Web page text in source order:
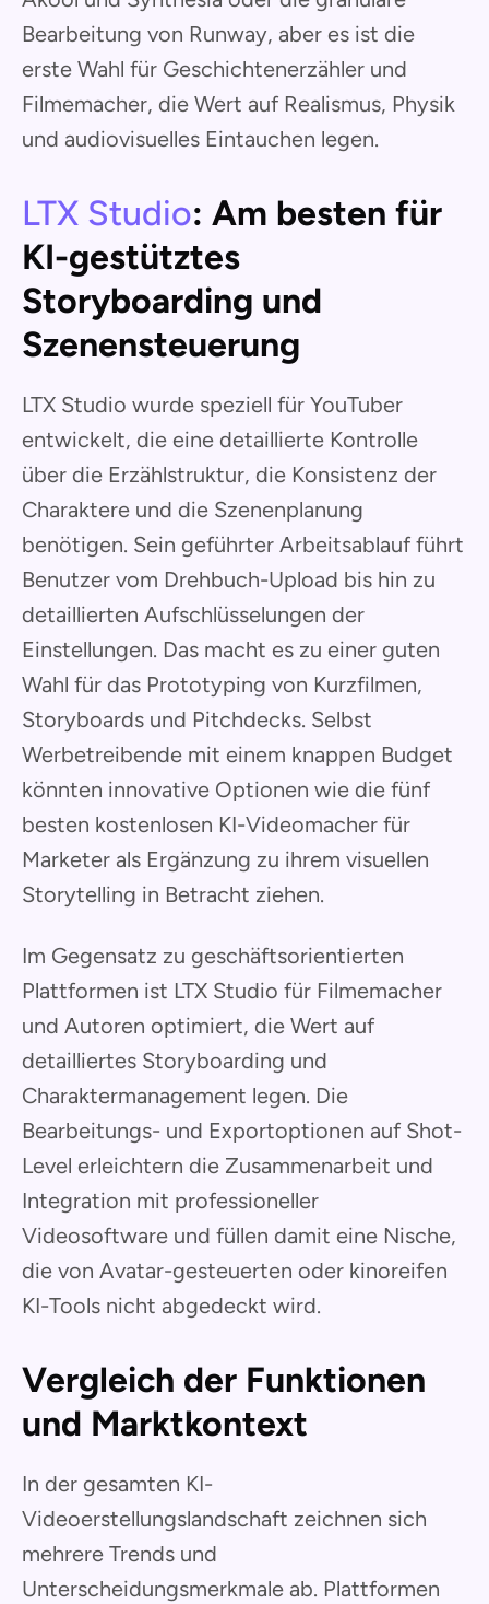
Bearbeitung von Runway, aber es ist die
erste Wahl für Geschichtenerzähler und
Filmemacher, die Wert auf Realismus, Physik
und audiovisuelles Eintauchen legen.
LTX Studio: Am besten für
KI-gestütztes
Storyboarding und
Szenensteuerung
LTX Studio wurde speziell für YouTuber
entwickelt, die eine detaillierte Kontrolle
über die Erzählstruktur, die Konsistenz der
Charaktere und die Szenenplanung
benötigen. Sein geführter Arbeitsablauf führt
Benutzer vom Drehbuch-Upload bis hin zu
detaillierten Aufschlüsselungen der
Einstellungen. Das macht es zu einer guten
Wahl für das Prototyping von Kurzfilmen,
Storyboards und Pitchdecks. Selbst
Werbetreibende mit einem knappen Budget
könnten innovative Optionen wie die fünf
besten kostenlosen KI-Videomacher für
Marketer als Ergänzung zu ihrem visuellen
Storytelling in Betracht ziehen.
Im Gegensatz zu geschäftsorientierten
Plattformen ist LTX Studio für Filmemacher
und Autoren optimiert, die Wert auf
detailliertes Storyboarding und
Charaktermanagement legen. Die
Bearbeitungs- und Exportoptionen auf Shot-
Level erleichtern die Zusammenarbeit und
Integration mit professioneller
Videosoftware und füllen damit eine Nische,
die von Avatar-gesteuerten oder kinoreifen
KI-Tools nicht abgedeckt wird.
Vergleich der Funktionen
und Marktkontext
In der gesamten KI-
Videoerstellungslandschaft zeichnen sich
mehrere Trends und
Unterscheidungsmerkmale ab. Plattformen